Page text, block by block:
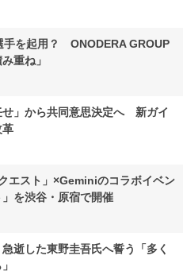
手を起用？ ONODERA GROUP
重ね」
せ」から共同意思決定へ 新ガイ
革
エスト」×Geminiのコラボイベン
を渋谷・原宿で開催
逝した東野圭吾氏へ誓う「多く